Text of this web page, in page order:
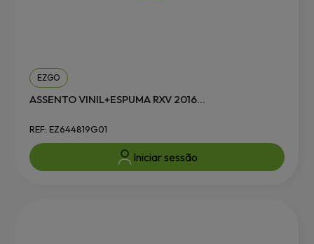
EZGO
ASSENTO VINIL+ESPUMA RXV 2016...
REF: EZ644819G01
Iniciar sessão